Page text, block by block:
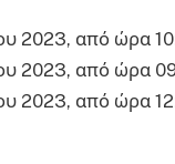
2023, από ώρα
2023, από ώρα
2023, από ώρα